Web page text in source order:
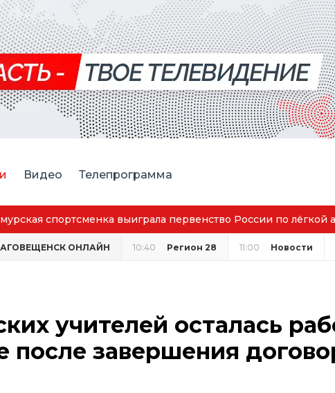
Видео Телепрограмма
спортсменка выиграла первенство России по лёгкой
ОНЛАЙН 10:40 Регион 28 11:00 Новости
учителей осталась
после завершения